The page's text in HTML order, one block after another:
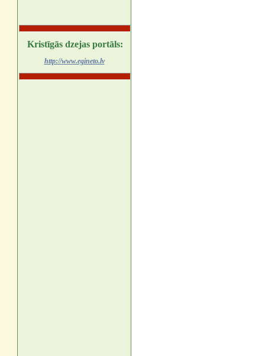
Kristīgās dzejas portāls:
http://www.egineto.lv